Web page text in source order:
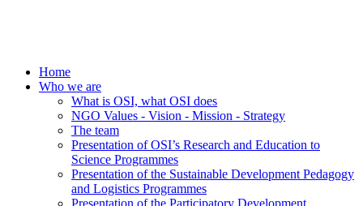
Home
Who we are
What is OSI, what OSI does
NGO Values - Vision - Mission - Strategy
The team
Presentation of OSI’s Research and Education to
Science Programmes
Presentation of the Sustainable Development Pedagogy
and Logistics Programmes
Presentation of the Participatory Development